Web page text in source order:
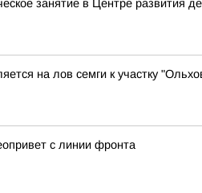
занятие в Центре развития
на лов семги к участку
с линии фронта